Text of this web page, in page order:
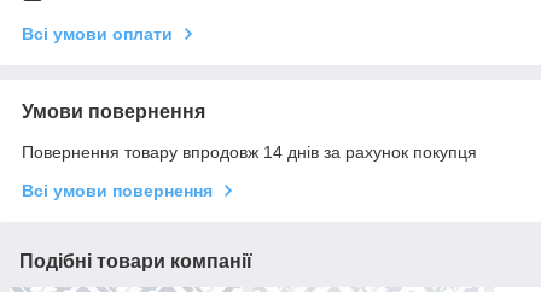
Всі умови оплати
Умови повернення
Повернення товару впродовж 14 днів за рахунок покупця
Всі умови повернення
Подібні товари компанії